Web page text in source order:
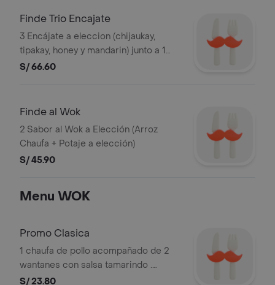
Finde Trio Encajate
3 Encájate a eleccion (chijaukay,
tipakay, honey y mandarin) junto a 1
Gaseosa 1lt. Imágenes referenciales.
S/ 66.60
Finde al Wok
2 Sabor al Wok a Elección (Arroz
Chaufa + Potaje a elección)
S/ 45.90
Menu WOK
Promo Clasica
1 chaufa de pollo acompañado de 2
wantanes con salsa tamarindo .
Imágenes referenciales. Razon Social:
S/ 23.80